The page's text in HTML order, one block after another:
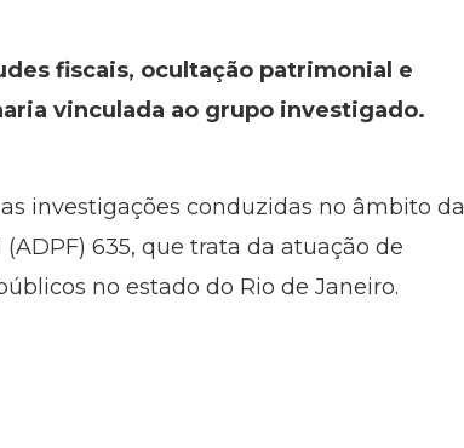
fiscais, ocultação patrimonial e
vinculada ao grupo investigado.
investigações conduzidas no âmbito da
635, que trata da atuação de
no estado do Rio de Janeiro.